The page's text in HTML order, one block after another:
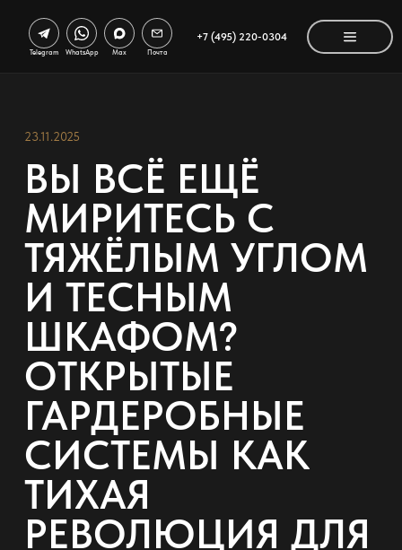
+7 (495) 220-0304
Telegram WhatsApp Max Почта
23.11.2025
ВЫ ВСЁ ЕЩЁ
МИРИТЕСЬ С
ТЯЖЁЛЫМ УГЛОМ
И ТЕСНЫМ
ШКАФОМ?
ОТКРЫТЫЕ
ГАРДЕРОБНЫЕ
СИСТЕМЫ КАК
ТИХАЯ
РЕВОЛЮЦИЯ ДЛЯ